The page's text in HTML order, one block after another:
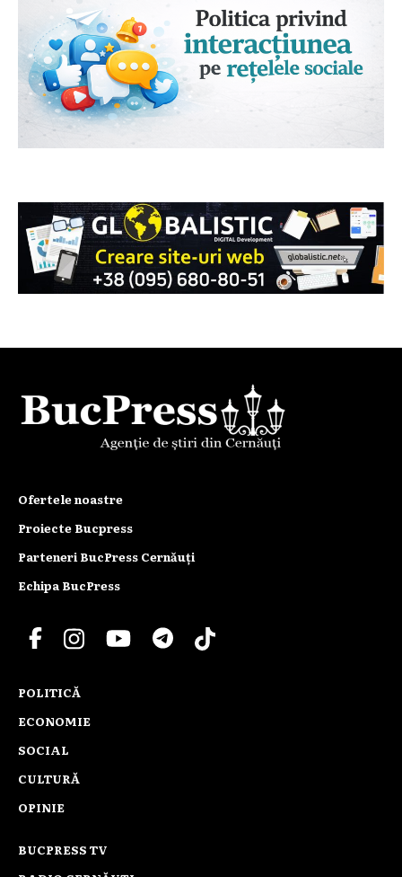
Ofertele noastre
Proiecte Bucpress
Parteneri BucPress Cernăuți
Echipa BucPress
POLITICĂ
ECONOMIE
SOCIAL
CULTURĂ
OPINIE
BUCPRESS TV